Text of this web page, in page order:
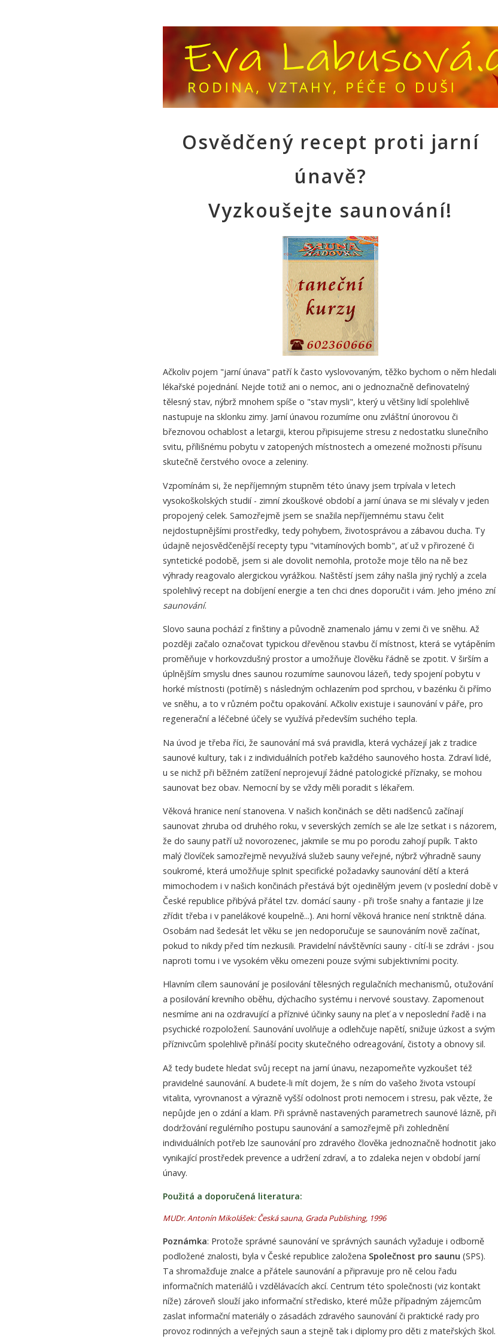
Osvědčený recept proti jarní
únavě?
Vyzkoušejte saunování!
Ačkoliv pojem "jarní únava" patří k často vyslovovaným, těžko bychom o něm hledali
lékařské pojednání. Nejde totiž ani o nemoc, ani o jednoznačně definovatelný
tělesný stav, nýbrž mnohem spíše o "stav mysli", který u většiny lidí spolehlivě
nastupuje na sklonku zimy. Jarní únavou rozumíme onu zvláštní únorovou či
březnovou ochablost a letargii, kterou připisujeme stresu z nedostatku slunečního
svitu, přílišnému pobytu v zatopených místnostech a omezené možnosti přísunu
skutečně čerstvého ovoce a zeleniny.
Vzpomínám si, že nepříjemným stupněm této únavy jsem trpívala v letech
vysokoškolských studií - zimní zkouškové období a jarní únava se mi slévaly v jeden
propojený celek. Samozřejmě jsem se snažila nepříjemnému stavu čelit
nejdostupnějšími prostředky, tedy pohybem, životosprávou a zábavou ducha. Ty
údajně nejosvědčenější recepty typu "vitamínových bomb", ať už v přirozené či
syntetické podobě, jsem si ale dovolit nemohla, protože moje tělo na ně bez
výhrady reagovalo alergickou vyrážkou. Naštěstí jsem záhy našla jiný rychlý a zcela
spolehlivý recept na dobíjení energie a ten chci dnes doporučit i vám. Jeho jméno zní
saunování.
Slovo sauna pochází z finštiny a původně znamenalo jámu v zemi či ve sněhu. Až
později začalo označovat typickou dřevěnou stavbu čí místnost, která se vytápěním
proměňuje v horkovzdušný prostor a umožňuje člověku řádně se zpotit. V širším a
úplnějším smyslu dnes saunou rozumíme saunovou lázeň, tedy spojení pobytu v
horké místnosti (potírně) s následným ochlazením pod sprchou, v bazénku či přímo
ve sněhu, a to v různém počtu opakování. Ačkoliv existuje i saunování v páře, pro
regenerační a léčebné účely se využívá především suchého tepla.
Na úvod je třeba říci, že saunování má svá pravidla, která vycházejí jak z tradice
saunové kultury, tak i z individuálních potřeb každého saunového hosta. Zdraví lidé,
u se nichž při běžném zatížení neprojevují žádné patologické příznaky, se mohou
saunovat bez obav. Nemocní by se vždy měli poradit s lékařem.
Věková hranice není stanovena. V našich končinách se děti nadšenců začínají
saunovat zhruba od druhého roku, v severských zemích se ale lze setkat i s názorem,
že do sauny patří už novorozenec, jakmile se mu po porodu zahojí pupík. Takto
malý človíček samozřejmě nevyužívá služeb sauny veřejné, nýbrž výhradně sauny
soukromé, která umožňuje splnit specifické požadavky saunování dětí a která
mimochodem i v našich končinách přestává být ojedinělým jevem (v poslední době v
České republice přibývá přátel tzv. domácí sauny - při troše snahy a fantazie ji lze
zřídit třeba i v panelákové koupelně...). Ani horní věková hranice není striktně dána.
Osobám nad šedesát let věku se jen nedoporučuje se saunováním nově začínat,
pokud to nikdy před tím nezkusili. Pravidelní návštěvníci sauny - cítí-li se zdrávi - jsou
naproti tomu i ve vysokém věku omezeni pouze svými subjektivními pocity.
Hlavním cílem saunování je posilování tělesných regulačních mechanismů, otužování
a posilování krevního oběhu, dýchacího systému i nervové soustavy. Zapomenout
nesmíme ani na ozdravující a příznivé účinky sauny na pleť a v neposlední řadě i na
psychické rozpoložení. Saunování uvolňuje a odlehčuje napětí, snižuje úzkost a svým
příznivcům spolehlivě přináší pocity skutečného odreagování, čistoty a obnovy sil.
Až tedy budete hledat svůj recept na jarní únavu, nezapomeňte vyzkoušet též
pravidelné saunování. A budete-li mít dojem, že s ním do vašeho života vstoupí
vitalita, vyrovnanost a výrazně vyšší odolnost proti nemocem i stresu, pak vězte, že
nepůjde jen o zdání a klam. Při správně nastavených parametrech saunové lázně, při
dodržování regulérního postupu saunování a samozřejmě při zohlednění
individuálních potřeb lze saunování pro zdravého člověka jednoznačně hodnotit jako
vynikající prostředek prevence a udržení zdraví, a to zdaleka nejen v období jarní
únavy.
Použitá a doporučená literatura:
MUDr. Antonín Mikolášek: Česká sauna, Grada Publishing, 1996
Poznámka: Protože správné saunování ve správných saunách vyžaduje i odborně
podložené znalosti, byla v České republice založena Společnost pro saunu (SPS).
Ta shromažďuje znalce a přátele saunování a připravuje pro ně celou řadu
informačních materiálů i vzdělávacích akcí. Centrum této společnosti (viz kontakt
níže) zároveň slouží jako informační středisko, které může případným zájemcům
zaslat informační materiály o zásadách zdravého saunování či praktické rady pro
provoz rodinných a veřejných saun a stejně tak i diplomy pro děti z mateřských škol.